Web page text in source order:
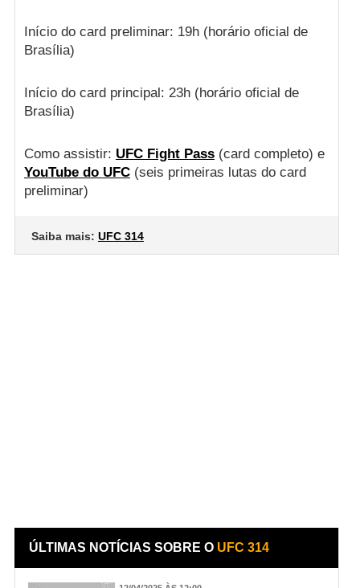
Início do card preliminar: 19h (horário oficial de
Brasília)
Início do card principal: 23h (horário oficial de
Brasília)
Como assistir: UFC Fight Pass(card completo) e
YouTube do UFC(seis primeiras lutas do card
preliminar)
Saiba mais: UFC 314
ÚLTIMAS NOTÍCIAS SOBRE O UFC 314